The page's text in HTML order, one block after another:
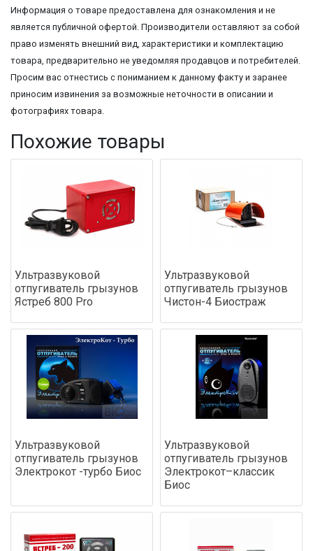
Информация о товаре предоставлена для ознакомления и не
является публичной офертой. Производители оставляют за собой
право изменять внешний вид, характеристики и комплектацию
товара, предварительно не уведомляя продавцов и потребителей.
Просим вас отнестись с пониманием к данному факту и заранее
приносим извинения за возможные неточности в описании и
фотографиях товара.
Похожие товары
Ультразвуковой
отпугиватель грызунов
Ястреб 800 Pro
Ультразвуковой
отпугиватель грызунов
Чистон-4 Биостраж
Ультразвуковой
отпугиватель грызунов
Электрокот -турбо Биос
Ультразвуковой
отпугиватель грызунов
Электрокот–классик
Биос